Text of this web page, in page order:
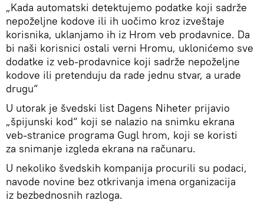
„Kada automatski detektujemo podatke koji sadrže
nepoželjne kodove ili ih uočimo kroz izveštaje
korisnika, uklanjamo ih iz Hrom veb prodavnice. Da
bi naši korisnici ostali verni Hromu, uklonićemo sve
dodatke iz veb-prodavnice koji sadrže nepoželjne
kodove ili pretenduju da rade jednu stvar, a urade
drugu“
U utorak je švedski list Dagens Niheter prijavio
„špijunski kod“ koji se nalazio na snimku ekrana
veb-stranice programa Gugl hrom, koji se koristi
za snimanje izgleda ekrana na računaru.
U nekoliko švedskih kompanija procurili su podaci,
navode novine bez otkrivanja imena organizacija
iz bezbednosnih razloga.